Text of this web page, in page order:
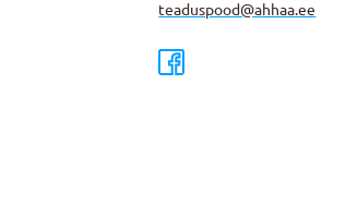
teaduspood@ahhaa.ee